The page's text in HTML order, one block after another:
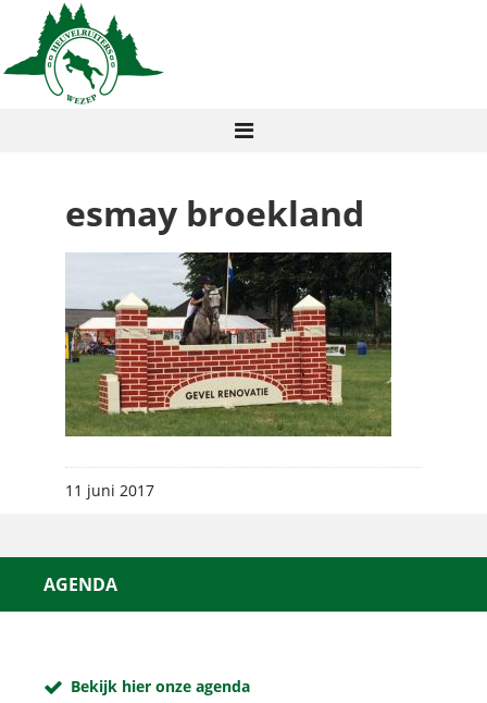
esmay broekland
11 juni 2017
AGENDA
Bekijk hier onze agenda